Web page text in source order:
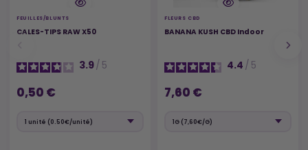
FEUILLES/BLUNTS
CALES-TIPS RAW X50
3.9/ 5
0,50 €
FLEURS CBD
BANANA KUSH CBD Indoor
4.4 / 5
7,60 €